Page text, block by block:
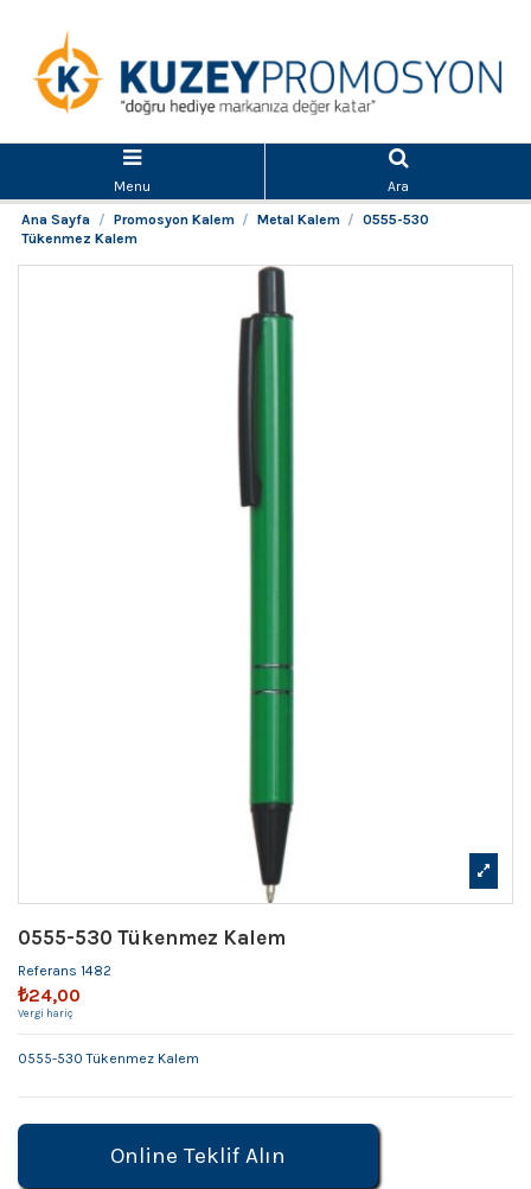
Menu
Ara
Ana Sayfa
Promosyon Kalem Metal Kalem
0555-530
Tükenmez Kalem
0555-530 Tükenmez Kalem
Referans 1482
₺24,00
Vergi hariç
0555-530 Tükenmez Kalem
Online Teklif Alın